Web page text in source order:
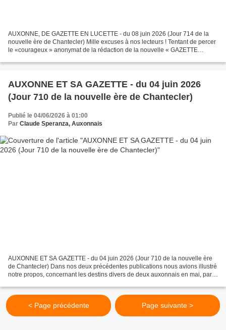
AUXONNE, DE GAZETTE EN LUCETTE - du 08 juin 2026 (Jour 714 de la
nouvelle ère de Chantecler) Mille excuses à nos lecteurs ! Tentant de percer
le «courageux » anonymat de la rédaction de la nouvelle « GAZETTE
AUXONNE ET SA GAZETTE - du 04 juin 2026
(Jour 710 de la nouvelle ère de Chantecler)
Publié le 04/06/2026 à 01:00
Par Claude Speranza, Auxonnais
AUXONNE ET SA GAZETTE - du 04 juin 2026 (Jour 710 de la nouvelle ère
de Chantecler) Dans nos deux précédentes publications nous avions illustré
notre propos, concernant les destins divers de deux auxonnais en mai, par
< Page précédente Page suivante >